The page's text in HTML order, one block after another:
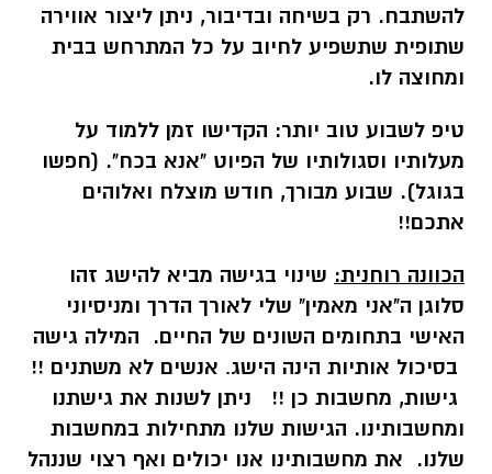
להשתבח. רק בשיחה ובדיבור, ניתן ליצור אווירה
שתופית שתשפיע לחיוב על כל המתרחש בבית
ומחוצה לו.
טיפ לשבוע טוב יותר: הקדישו זמן ללמוד על
מעלותיו וסגולותיו של הפיוט "אנא בכח". (חפשו
בגוגל). שבוע מבורך, חודש מוצלח ואלוהים
אתכם!!
הכוונה רוחנית: שינוי בגישה מביא להישג זהו
סלוגן ה"אני מאמין" שלי לאורך הדרך ומניסיוני
האישי בתחומים השונים של החיים. המילה גישה
בסיכול אותיות הינה הישג. אנשים לא משתנים !!
גישות, מחשבות כן !! ניתן לשנות את גישתנו
ומחשבותינו. הגישות שלנו מתחילות במחשבות
שלנו. את מחשבותינו אנו יכולים ואף רצוי שננהל